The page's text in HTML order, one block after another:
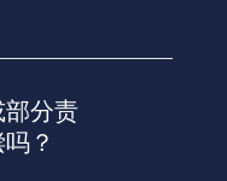
分责
？